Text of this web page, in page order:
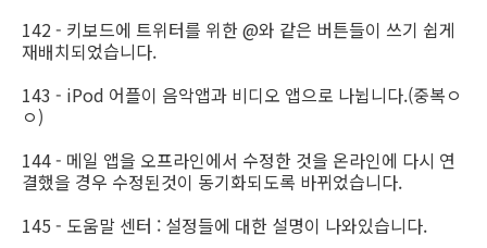
142 - 키보드에 트위터를 위한 @와 같은 버튼들이 쓰기 쉽게
재배치되었습니다.
143 - iPod 어플이 음악앱과 비디오 앱으로 나뉩니다.(중복ㅇ
ㅇ)
144 - 메일 앱을 오프라인에서 수정한 것을 온라인에 다시 연
결했을 경우 수정된것이 동기화되도록 바뀌었습니다.
145 - 도움말 센터 : 설정들에 대한 설명이 나와있습니다.